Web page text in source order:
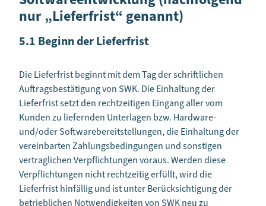
nur „Lieferfrist“ genannt)
5.1 Beginn der Lieferfrist
Die Lieferfrist beginnt mit dem Tag der schriftlichen
Auftragsbestätigung von SWK. Die Einhaltung der
Lieferfrist setzt den rechtzeitigen Eingang aller vom
Kunden zu liefernden Unterlagen bzw. Hardware-
und/oder Softwarebereitstellungen, die Einhaltung der
vereinbarten Zahlungsbedingungen und sonstigen
vertraglichen Verpflichtungen voraus. Werden diese
Verpflichtungen nicht rechtzeitig erfüllt, wird die
Lieferfrist hinfällig und ist unter Berücksichtigung der
betrieblichen Notwendigkeiten von SWK neu zu